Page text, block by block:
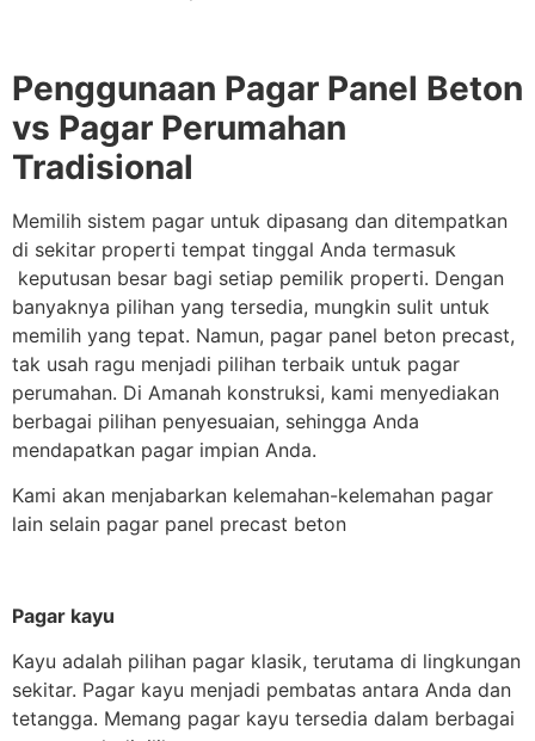
Penggunaan Pagar Panel Beton
vs Pagar Perumahan
Tradisional
Memilih sistem pagar untuk dipasang dan ditempatkan
di sekitar properti tempat tinggal Anda termasuk
keputusan besar bagi setiap pemilik properti. Dengan
banyaknya pilihan yang tersedia, mungkin sulit untuk
memilih yang tepat. Namun, pagar panel beton precast,
tak usah ragu menjadi pilihan terbaik untuk pagar
perumahan. Di Amanah konstruksi, kami menyediakan
berbagai pilihan penyesuaian, sehingga Anda
mendapatkan pagar impian Anda.
Kami akan menjabarkan kelemahan-kelemahan pagar
lain selain pagar panel precast beton
Pagar kayu
Kayu adalah pilihan pagar klasik, terutama di lingkungan
sekitar. Pagar kayu menjadi pembatas antara Anda dan
tetangga. Memang pagar kayu tersedia dalam berbagai